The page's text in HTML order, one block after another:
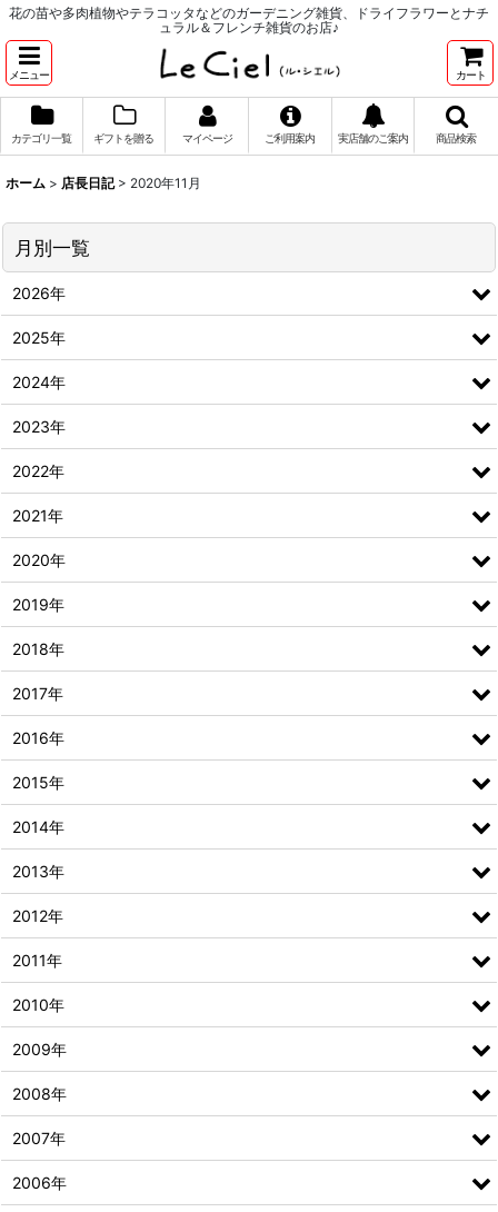
花の苗や多肉植物やテラコッタなどのガーデニング雑貨、ドライフラワーとナチ
ュラル＆フレンチ雑貨のお店♪
メニュー カート
カテゴリ一覧 ギフトを贈る マイページ ご利用案内 実店舗のご案内 商品検索
ホーム > 店長日記 > 2020年11月
月別一覧
2026年
2025年
2024年
2023年
2022年
2021年
2020年
2019年
2018年
2017年
2016年
2015年
2014年
2013年
2012年
2011年
2010年
2009年
2008年
2007年
2006年